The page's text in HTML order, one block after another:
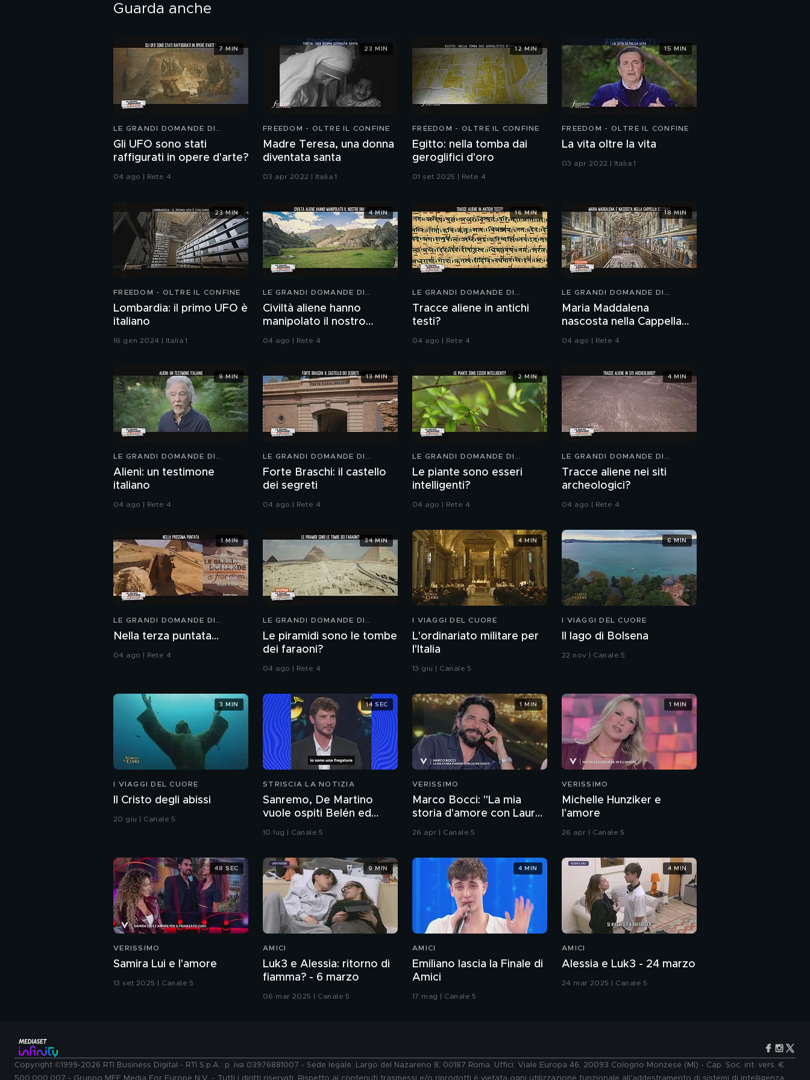
Giganti: estisono degli
scritti?
aliena?
puntata...
Guarda anche
LE GRANDI DOMANDE DI
Gli UFO sono stati
raffigurati in opere d'arte?
04 ago | Rete 4
7 MIN
FREEDOM - OLTRE IL CONFINE
Madre Teresa, una donna
diventata santa
03 apr 2022 | Italia 1
23 MIN
FREEDOM - OLTRE IL CONFINE
Egitto: nella tomba dai
geroglifici d'oro
01 set 2025 | Rete 4
12 MIN
FREEDOM - OLTRE IL CONFINE
La vita oltre la vita
03 apr 2022 | Italia 1
15 MIN
FREEDOM - OLTRE IL CONFINE
Lombardia: il primo UFO è
italiano
16 gen 2024 | Italia 1
23 MIN
LE GRANDI DOMANDE DI
FREEDOM
Civiltà aliene hanno
manipolato il nostro
DNA?
04 ago | Rete 4
4 MIN
LE GRANDI DOMANDE DI
Tracce aliene in antichi
testi?
04 ago | Rete 4
16 MIN
LE GRANDI DOMANDE DI
Maria Maddalena
nascosta nella Cappella
Sistina?
04 ago | Rete 4
18 MIN
LE GRANDI DOMANDE DI
Alieni: un testimone
italiano
04 ago | Rete 4
9 MIN
LE GRANDI DOMANDE DI
Forte Braschi: il castello
dei segreti
04 ago | Rete 4
13 MIN
LE GRANDI DOMANDE DI
Le piante sono esseri
intelligenti?
04 ago | Rete 4
2 MIN
LE GRANDI DOMANDE DI
Tracce aliene nei siti
archeologici?
04 ago | Rete 4
4 MIN
LE GRANDI DOMANDE DI
Nella terza puntata...
04 ago | Rete 4
1 MIN
LE GRANDI DOMANDE DI
Le piramidi sono le tombe
dei faraoni?
04 ago | Rete 4
34 MIN
I VIAGGI DEL CUORE
L'ordinariato militare per
l'Italia
13 giu | Canale 5
4 MIN
I VIAGGI DEL CUORE
Il lago di Bolsena
22 nov | Canale 5
6 MIN
I VIAGGI DEL CUORE
Il Cristo degli abissi
20 giu | Canale 5
3 MIN
STRISCIA LA NOTIZIA
Sanremo, De Martino
vuole ospiti Belén ed
Emma: il curioso triangolo
10 lug | Canale 5
14 SEC
VERISSIMO
Marco Bocci: "La mia
storia d'amore con Laura
Chiatti"
26 apr | Canale 5
1 MIN
VERISSIMO
Michelle Hunziker e
l'amore
26 apr | Canale 5
1 MIN
VERISSIMO
Samira Lui e l'amore
13 set 2025 | Canale 5
48 SEC
AMICI
Luk3 e Alessia: ritorno di
fiamma? - 6 marzo
06 mar 2025 | Canale 5
9 MIN
AMICI
Emiliano lascia la Finale di
Amici
17 mag | Canale 5
4 MIN
AMICI
Alessia e Luk3 - 24 marzo
24 mar 2025 | Canale 5
4 MIN
Copyright ©1999-2026 RTI Business Digital - RTI S.p.A.: p. iva 03976881007 - Sede legale: Largo del Nazareno 8, 00187 Roma. Uffici: Viale Europa 46, 20093 Cologno Monzese (MI) - Cap. Soc. int. vers. €